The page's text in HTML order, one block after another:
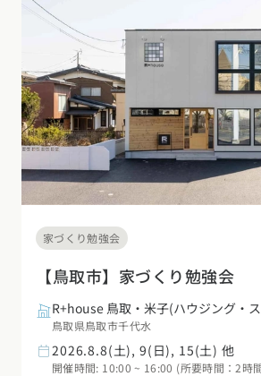
デザイン
家づくりの流れ
選べる仕様
コストパフォーマンス
アフターサポート
建築家
北海道 青森県岩手県宮城県秋田県
関東エリア
東京都神奈川県埼玉県千葉県茨城
甲信越・北陸エリア
新潟県富山県石川県福井県
東海エリア
愛知県岐阜県静岡県 三重県
関西エリア
大阪府兵庫県 京都府 滋賀県奈良県
施工事例
施工事例一覧
平屋
2階建て
狭小住宅
オーナー様の声 (評価・口コミ)
設計した建築家の想い
【特集】平屋の注文住宅
動画で学ぶ注文住宅
動画で学ぶ注文住宅
家づくりのお勉強
デザイン
ルームツアー
家づくりコラム
家づくりコラム一覧
注文住宅の基礎知識
設備・性能
お金と住まい
周辺環境
エリア別注文住宅
北海道青森県
関東エリア
東京都神奈川県埼玉県
チェックポイント
家づくり３つのお
家づくり勉強会
【鳥取市】家づくり勉強会
R+house 鳥取・米子(ハウジング・
鳥取県鳥取市千代水
2026.8.8(土), 9(日), 15(土) 他
開催時間: 10:00 ~ 16:00 (所要時間：2時